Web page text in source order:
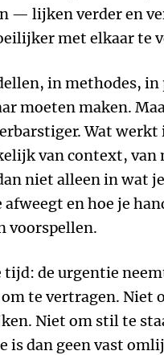
— lijken verder en
met elkaar te
in methodes, in
moeten maken.
Wat werkt
van context, van
niet alleen in wat
en hoe je
voorspellen.
tijd: de urgentie
te vertragen. Niet
Niet om stil te
is dan geen vast